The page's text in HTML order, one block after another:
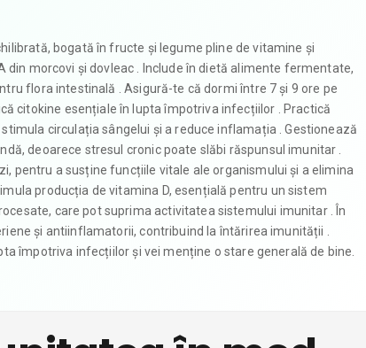
bogată în fructe și legume pline de vitamine și
morcovi și dovleac . Include în dietă alimente fermentate,
flora intestinală . Asigură-te că dormi între 7 și 9 ore pe
citokine esențiale în lupta împotriva infecțiilor . Practică
circulația sângelui și a reduce inflamația . Gestionează
deoarece stresul cronic poate slăbi răspunsul imunitar .
pentru a susține funcțiile vitale ale organismului și a elimina
producția de vitamina D, esențială pentru un sistem
care pot suprima activitatea sistemului imunitar . În
și antiinflamatorii, contribuind la întărirea imunității .
împotriva infecțiilor și vei menține o stare generală de bine.